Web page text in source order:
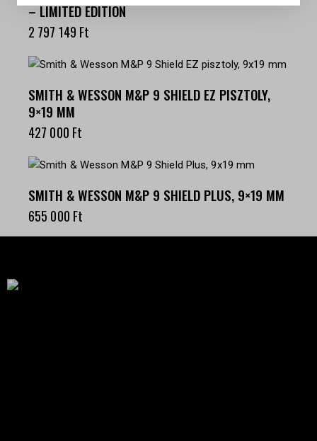
– LIMITED EDITION
2 797 149 Ft
SMITH & WESSON M&P 9 SHIELD EZ PISZTOLY,
9×19 MM
427 000 Ft
SMITH & WESSON M&P 9 SHIELD PLUS, 9×19 MM
655 000 Ft